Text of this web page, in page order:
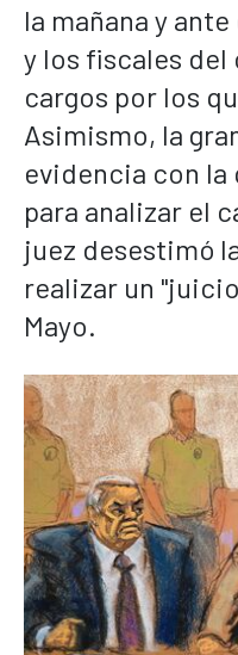
la mañana y
y los fiscales del
cargos por los
Asimismo, la
evidencia con
para analizar el
juez desestimó
realizar un
Mayo.